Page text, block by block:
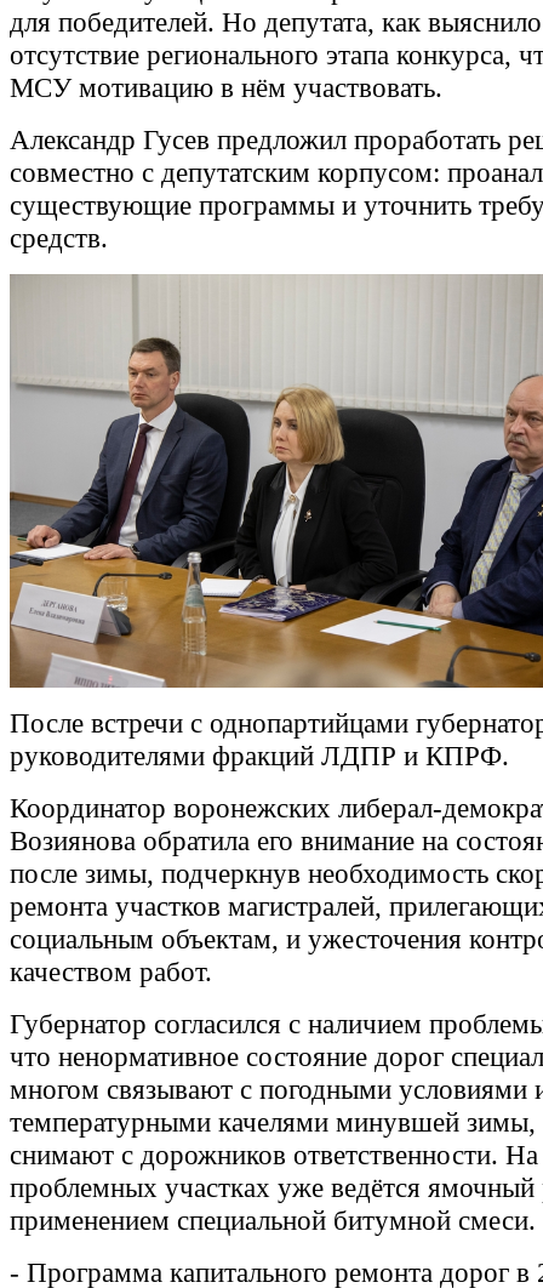
для победителей. Но депутата, как
отсутствие регионального этапа конкурса,
МСУ мотивацию в нём участвовать.
Александр Гусев предложил проработать
совместно с депутатским корпусом:
существующие программы и уточнить
средств.
После встречи с однопартийцами
руководителями фракций ЛДПР и КПРФ.
Координатор воронежских либерал-
Возиянова обратила его внимание на
после зимы, подчеркнув необходимость
ремонта участков магистралей,
социальным объектам, и ужесточения
качеством работ.
Губернатор согласился с наличием
что ненормативное состояние дорог
многом связывают с погодными условиями
температурными качелями минувшей зимы,
снимают с дорожников ответственности.
проблемных участках уже ведётся ямочный
применением специальной битумной смеси.
- Программа капитального ремонта дорог в